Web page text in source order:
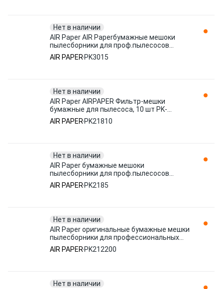
Нет в наличии
AIR Paper AIR Paperбумажные мешоки
пылесборники для проф.пылесосов
KARCHER 5 шт PK3015
AIR PAPER PK3015
Нет в наличии
AIR Paper AIRPAPER Фильтр-мешки
бумажные для пылесоса, 10 шт PK-
218/10
AIR PAPER PK21810
Нет в наличии
AIR Paper бумажные мешоки
пылесборники для проф.пылесосов
KARCHER 5 штук до 12 PK2185
AIR PAPER PK2185
Нет в наличии
AIR Paper оригинальные бумажные мешки
пылесборники для профессиональных
пылесос PK212200
AIR PAPER PK212200
Нет в наличии